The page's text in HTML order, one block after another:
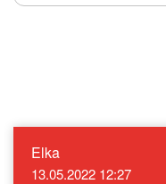
Elka
13.05.2022 12:27